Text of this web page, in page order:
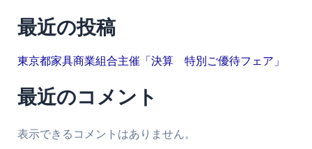
最近の投稿
東京都家具商業組合主催「決算 特別ご優待フェア」
最近のコメント
表示できるコメントはありません。